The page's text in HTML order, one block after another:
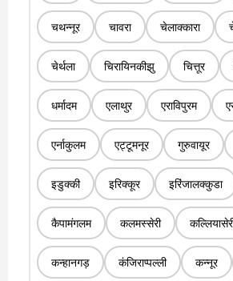
चथन्नूर चावरा चेलाक्कारा
चेर्थला चिरायिनकीझु चित्तूर
धर्मादम एलाथुर एराविपुरम
एर्नाकुलम एट्टूमनूर गुरुवायूर
इडुक्की इरिक्कूर इरिंजालक्कुडा
कैपामंगलम कलमस्सेरी
कन्हानगड़ कंजिराप्पल्ली कन्नूर